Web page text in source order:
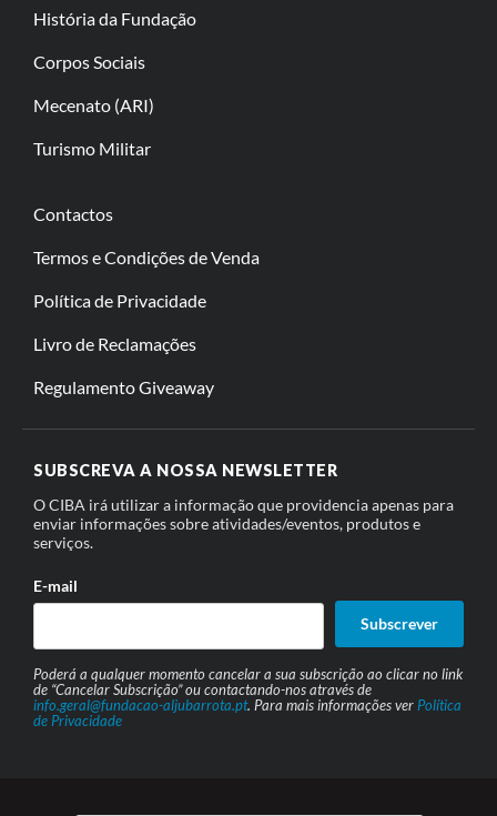
História da Fundação
Corpos Sociais
Mecenato (ARI)
Turismo Militar
Contactos
Termos e Condições de Venda
Política de Privacidade
Livro de Reclamações
Regulamento Giveaway
SUBSCREVA A NOSSA NEWSLETTER
O CIBA irá utilizar a informação que providencia apenas para
enviar informações sobre atividades/eventos, produtos e
serviços.
E-mail
Subscrever
Poderá a qualquer momento cancelar a sua subscrição ao clicar no link
de “Cancelar Subscrição” ou contactando-nos através de
info.geral@fundacao-aljubarrota.pt. Para mais informações ver Política
de Privacidade